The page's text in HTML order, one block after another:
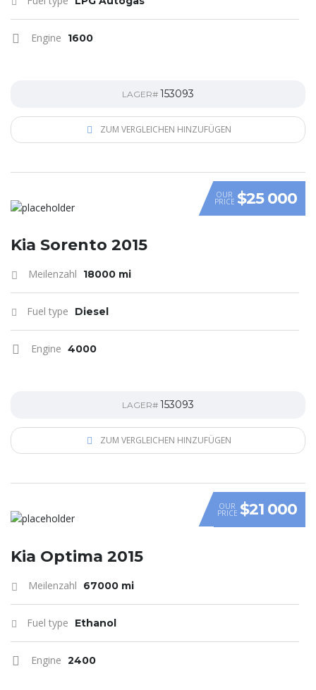
Engine 1600
LAGER# 153093
ZUM VERGLEICHEN HINZUFÜGEN
OUR
PRICE $25 000
Kia Sorento 2015
Meilenzahl 18000 mi
Fuel type Diesel
Engine 4000
LAGER# 153093
ZUM VERGLEICHEN HINZUFÜGEN
OUR
PRICE $21 000
Kia Optima 2015
Meilenzahl 67000 mi
Fuel type Ethanol
Engine 2400